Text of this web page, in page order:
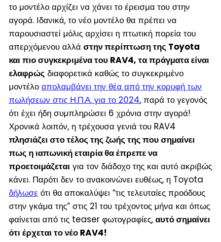
το μοντέλο αρχίζει να χάνει το έρεισμα του στην
αγορά. Ιδανικά, το νέο μοντέλο θα πρέπει να
παρουσιαστεί μόλις αρχίσει η πτωτική πορεία του
απερχόμενου αλλά στην περίπτωση της Toyota
και πιο συγκεκριμένα του RAV4, τα πράγματα είναι
ελαφρώςδιαφορετικά καθώς το συγκεκριμένο
μοντέλο απολαμβάνει την θέα από την κορυφή των
πωλήσεων στις Η.Π.Α. για το 2024, παρά το γεγονός
ότι έχει ήδη συμπληρώσει 6 χρόνια στην αγορά!
Χρονικά λοιπόν, η τρέχουσα γενιά του RAV4
πλησιάζει στο τέλος της ζωής της που σημαίνει
πως η ιαπωνική εταιρία θα έπρεπε να
προετοιμάζεται για τον διάδοχο της και αυτό ακριβώς
κάνει. Παρότι δεν το ανακοινώνει ευθέως, η Toyota
δήλωσε ότι θα αποκαλύψει “τις τελευταίες προόδους
στην γκάμα της” στις 21 του τρέχοντος μήνα και όπως
φαίνεται από τις teaser φωτογραφίες, αυτό σημαίνει
ότι έρχεται το νέο RAV4!